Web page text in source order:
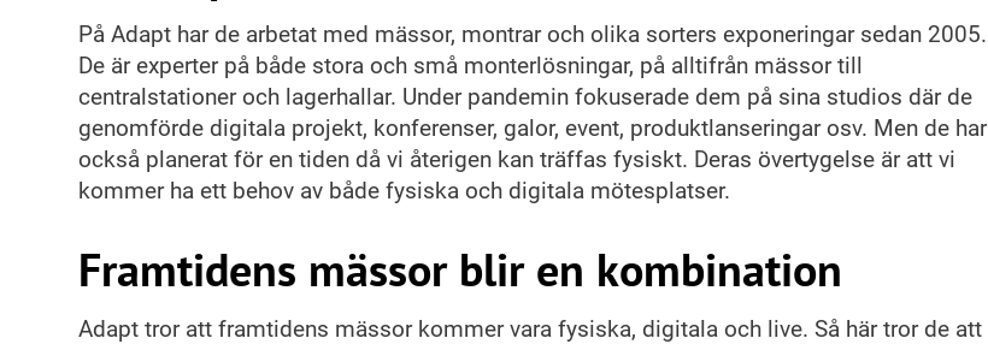
På Adapt har de arbetat med mässor, montrar och olika sorters exponeringar sedan 2005.
De är experter på både stora och små monterlösningar, på alltifrån mässor till
centralstationer och lagerhallar. Under pandemin fokuserade dem på sina studios där de
genomförde digitala projekt, konferenser, galor, event, produktlanseringar osv. Men de har
också planerat för en tiden då vi återigen kan träffas fysiskt. Deras övertygelse är att vi
kommer ha ett behov av både fysiska och digitala mötesplatser.
Framtidens mässor blir en kombination
Adapt tror att framtidens mässor kommer vara fysiska, digitala och live. Så här tror de att